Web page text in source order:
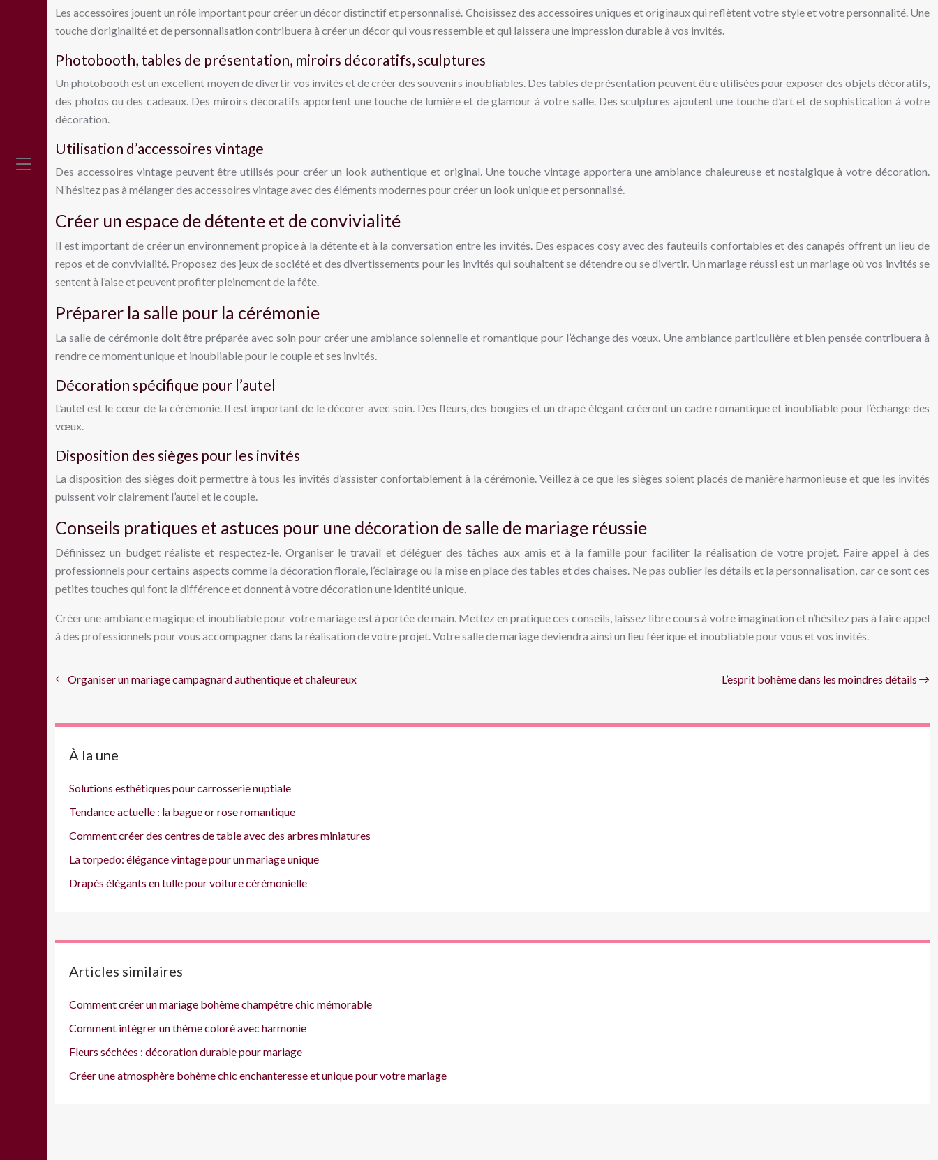
Les accessoires jouent un rôle important pour créer un décor distinctif et personnalisé. Choisissez des accessoires uniques et originaux qui reflètent votre style et votre personnalité. Une
touche d’originalité et de personnalisation contribuera à créer un décor qui vous ressemble et qui laissera une impression durable à vos invités.
Photobooth, tables de présentation, miroirs décoratifs, sculptures
Un photobooth est un excellent moyen de divertir vos invités et de créer des souvenirs inoubliables. Des tables de présentation peuvent être utilisées pour exposer des objets décoratifs,
des photos ou des cadeaux. Des miroirs décoratifs apportent une touche de lumière et de glamour à votre salle. Des sculptures ajoutent une touche d’art et de sophistication à votre
décoration.
Utilisation d’accessoires vintage
Des accessoires vintage peuvent être utilisés pour créer un look authentique et original. Une touche vintage apportera une ambiance chaleureuse et nostalgique à votre décoration.
N’hésitez pas à mélanger des accessoires vintage avec des éléments modernes pour créer un look unique et personnalisé.
Créer un espace de détente et de convivialité
Il est important de créer un environnement propice à la détente et à la conversation entre les invités. Des espaces cosy avec des fauteuils confortables et des canapés offrent un lieu de
repos et de convivialité. Proposez des jeux de société et des divertissements pour les invités qui souhaitent se détendre ou se divertir. Un mariage réussi est un mariage où vos invités se
sentent à l’aise et peuvent profiter pleinement de la fête.
Préparer la salle pour la cérémonie
La salle de cérémonie doit être préparée avec soin pour créer une ambiance solennelle et romantique pour l’échange des vœux. Une ambiance particulière et bien pensée contribuera à
rendre ce moment unique et inoubliable pour le couple et ses invités.
Décoration spécifique pour l’autel
L’autel est le cœur de la cérémonie. Il est important de le décorer avec soin. Des fleurs, des bougies et un drapé élégant créeront un cadre romantique et inoubliable pour l’échange des
vœux.
Disposition des sièges pour les invités
La disposition des sièges doit permettre à tous les invités d’assister confortablement à la cérémonie. Veillez à ce que les sièges soient placés de manière harmonieuse et que les invités
puissent voir clairement l’autel et le couple.
Conseils pratiques et astuces pour une décoration de salle de mariage réussie
Définissez un budget réaliste et respectez-le. Organiser le travail et déléguer des tâches aux amis et à la famille pour faciliter la réalisation de votre projet. Faire appel à des
professionnels pour certains aspects comme la décoration florale, l’éclairage ou la mise en place des tables et des chaises. Ne pas oublier les détails et la personnalisation, car ce sont ces
petites touches qui font la différence et donnent à votre décoration une identité unique.
Créer une ambiance magique et inoubliable pour votre mariage est à portée de main. Mettez en pratique ces conseils, laissez libre cours à votre imagination et n’hésitez pas à faire appel
à des professionnels pour vous accompagner dans la réalisation de votre projet. Votre salle de mariage deviendra ainsi un lieu féerique et inoubliable pour vous et vos invités.
Organiser un mariage campagnard authentique et chaleureux L’esprit bohème dans les moindres détails
À la une
Solutions esthétiques pour carrosserie nuptiale
Tendance actuelle : la bague or rose romantique
Comment créer des centres de table avec des arbres miniatures
La torpedo: élégance vintage pour un mariage unique
Drapés élégants en tulle pour voiture cérémonielle
Articles similaires
Comment créer un mariage bohème champêtre chic mémorable
Comment intégrer un thème coloré avec harmonie
Fleurs séchées : décoration durable pour mariage
Créer une atmosphère bohème chic enchanteresse et unique pour votre mariage